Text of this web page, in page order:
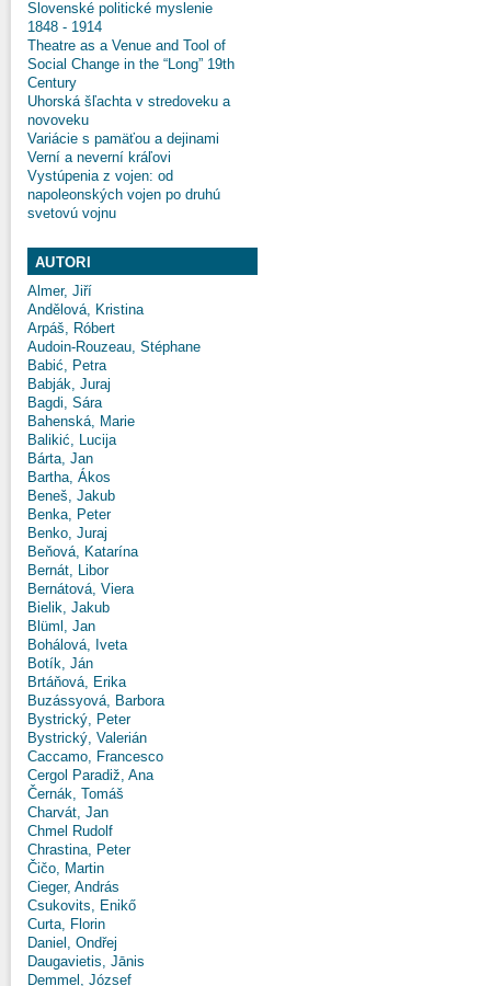
Slovenské politické myslenie
1848 - 1914
Theatre as a Venue and Tool of
Social Change in the “Long” 19th
Century
Uhorská šľachta v stredoveku a
novoveku
Variácie s pamäťou a dejinami
Verní a neverní kráľovi
Vystúpenia z vojen: od
napoleonských vojen po druhú
svetovú vojnu
AUTORI
Almer, Jiří
Andělová, Kristina
Arpáš, Róbert
Audoin-Rouzeau, Stéphane
Babić, Petra
Babják, Juraj
Bagdi, Sára
Bahenská, Marie
Balikić, Lucija
Bárta, Jan
Bartha, Ákos
Beneš, Jakub
Benka, Peter
Benko, Juraj
Beňová, Katarína
Bernát, Libor
Bernátová, Viera
Bielik, Jakub
Blüml, Jan
Bohálová, Iveta
Botík, Ján
Brtáňová, Erika
Buzássyová, Barbora
Bystrický, Peter
Bystrický, Valerián
Caccamo, Francesco
Cergol Paradiž, Ana
Černák, Tomáš
Charvát, Jan
Chmel Rudolf
Chrastina, Peter
Čičo, Martin
Cieger, András
Csukovits, Enikő
Curta, Florin
Daniel, Ondřej
Daugavietis, Jānis
Demmel, József